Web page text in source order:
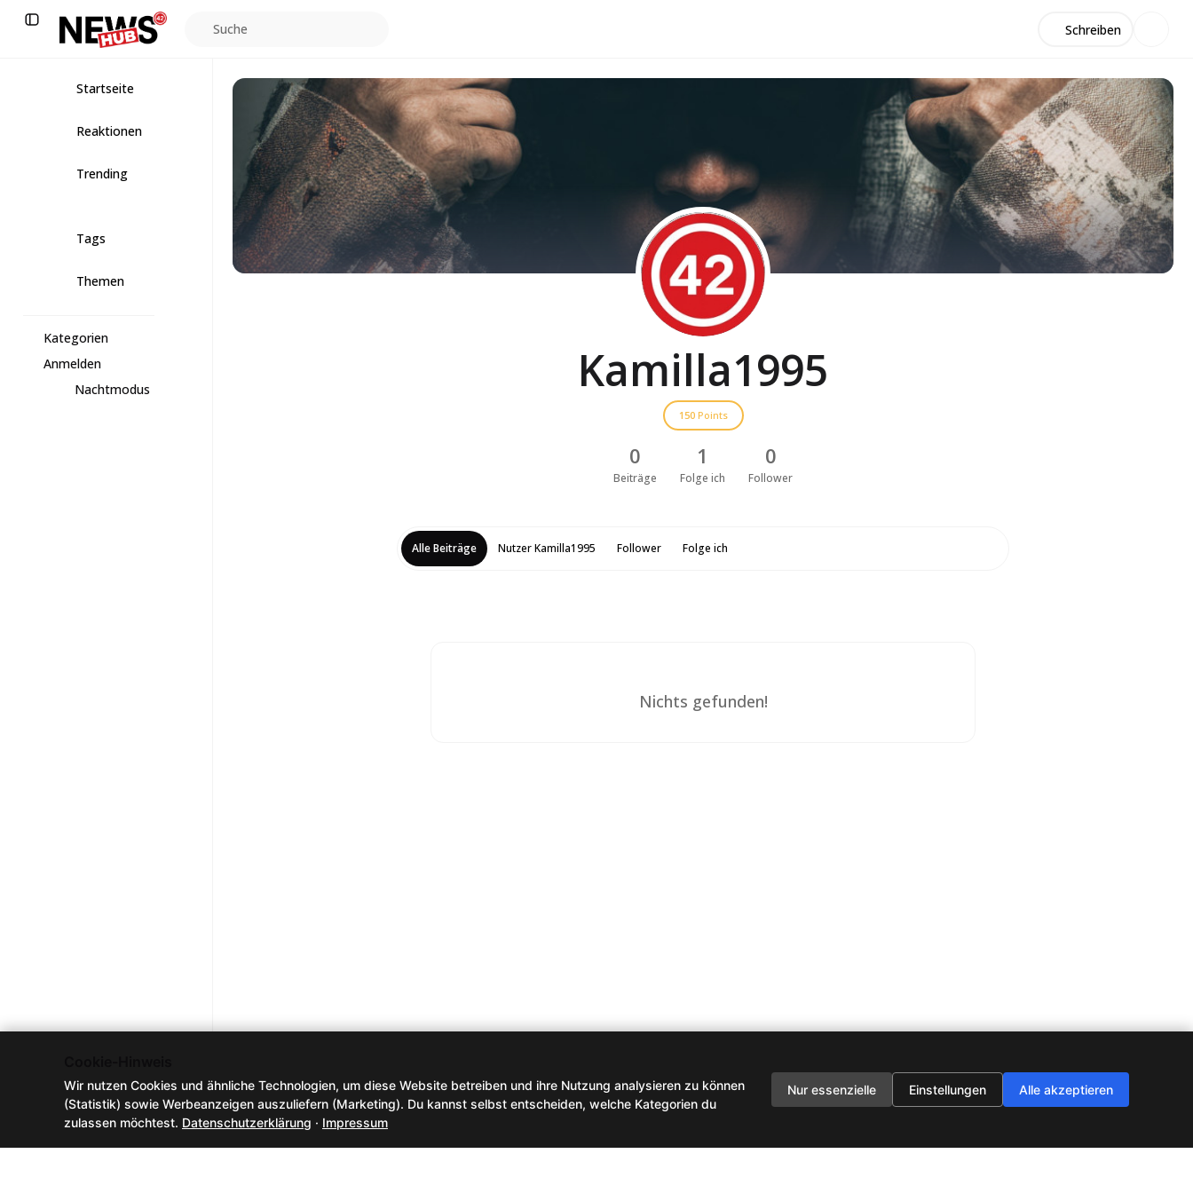
Suche Schreiben
Kamilla1995
150Points
0
Beiträge
1
Folge ich
0
Follower
Alle Beiträge Nutzer Kamilla1995 Follower Folge ich
Nichts gefunden!
Wir nutzen Cookies und ähnliche Technologien, um diese Website betreiben und ihre Nutzung analysieren zu können
(Statistik) sowie Werbeanzeigen auszuliefern (Marketing). Du kannst selbst entscheiden, welche Kategorien du
zulassen möchtest. Datenschutzerklärung · Impressum
Nur essenzielle Einstellungen Alle akzeptieren
Startseite
Reaktionen
Trending
Tags
Themen
Kategorien
Anmelden
Nachtmodus